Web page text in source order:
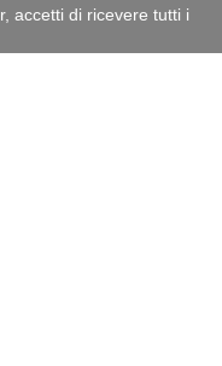
accetti di ricevere tutti i